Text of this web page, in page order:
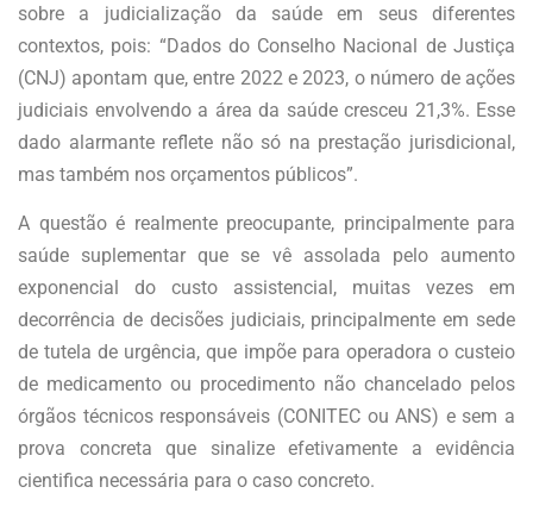
sobre a judicialização da saúde em seus diferentes
contextos, pois: “Dados do Conselho Nacional de Justiça
(CNJ) apontam que, entre 2022 e 2023, o número de ações
judiciais envolvendo a área da saúde cresceu 21,3%. Esse
dado alarmante reflete não só na prestação jurisdicional,
mas também nos orçamentos públicos”.
A questão é realmente preocupante, principalmente para
saúde suplementar que se vê assolada pelo aumento
exponencial do custo assistencial, muitas vezes em
decorrência de decisões judiciais, principalmente em sede
de tutela de urgência, que impõe para operadora o custeio
de medicamento ou procedimento não chancelado pelos
órgãos técnicos responsáveis (CONITEC ou ANS) e sem a
prova concreta que sinalize efetivamente a evidência
cientifica necessária para o caso concreto.